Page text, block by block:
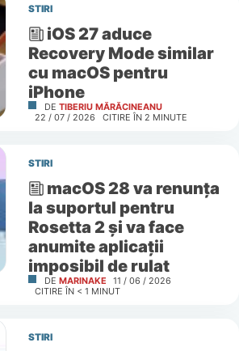
STIRI
iOS 27 aduce
Recovery Mode similar
cu macOS pentru
iPhone
DE TIBERIU MĂRĂCINEANU
22 / 07 / 2026
CITIRE ÎN 2 MINUTE
STIRI
macOS 28 va renunța
la suportul pentru
Rosetta 2 și va face
anumite aplicații
imposibil de rulat
DE MARINAKE
11 / 06 / 2026
CITIRE ÎN < 1 MINUT
STIRI